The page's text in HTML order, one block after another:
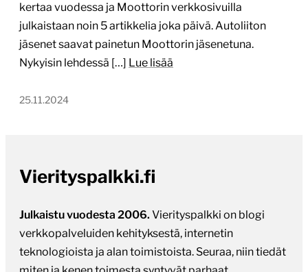
kertaa vuodessa ja Moottorin verkkosivuilla
julkaistaan noin 5 artikkelia joka päivä. Autoliiton
jäsenet saavat painetun Moottorin jäsenetuna.
Nykyisin lehdessä […] Lue lisää
25.11.2024
Vierityspalkki.fi
Julkaistu vuodesta 2006. Vierityspalkki on blogi
verkkopalveluiden kehityksestä, internetin
teknologioista ja alan toimistoista. Seuraa, niin tiedät